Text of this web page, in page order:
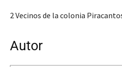
2 Vecinos de la colonia
Autor